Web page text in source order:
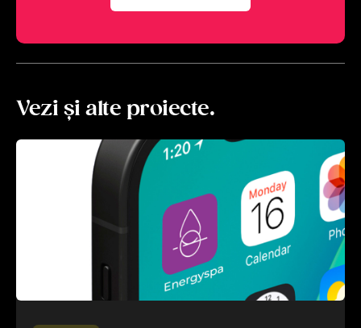
Vezi și alte proiecte.